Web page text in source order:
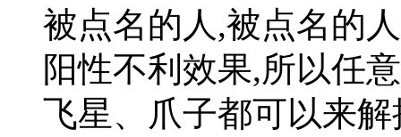
被点名的人,被点名的
阳性不利效果,所以任
飞星、爪子都可以来